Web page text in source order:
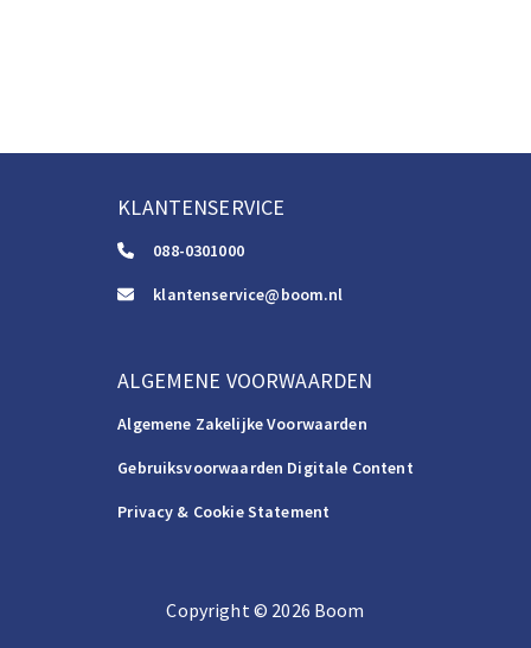
KLANTENSERVICE
088-0301000
klantenservice@boom.nl
ALGEMENE VOORWAARDEN
Algemene Zakelijke Voorwaarden
Gebruiksvoorwaarden Digitale Content
Privacy & Cookie Statement
Copyright©️ 2026 Boom